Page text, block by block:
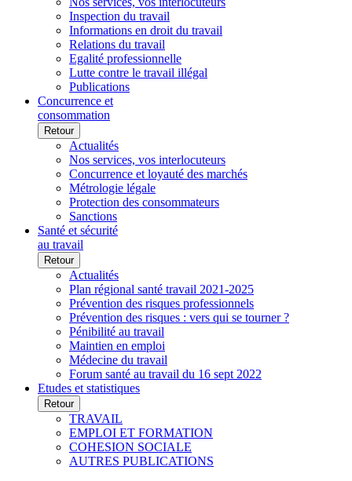
Inspection du travail
Informations en droit du travail
Relations du travail
Egalité professionnelle
Lutte contre le travail illégal
Publications
Concurrence et
consommation
Retour
Actualités
Nos services, vos interlocuteurs
Concurrence et loyauté des marchés
Métrologie légale
Protection des consommateurs
Sanctions
Santé et sécurité
au travail
Retour
Actualités
Plan régional santé travail 2021-2025
Prévention des risques professionnels
Prévention des risques : vers qui se tourner ?
Pénibilité au travail
Maintien en emploi
Médecine du travail
Forum santé au travail du 16 sept 2022
Etudes et statistiques
Retour
TRAVAIL
EMPLOI ET FORMATION
COHESION SOCIALE
AUTRES PUBLICATIONS